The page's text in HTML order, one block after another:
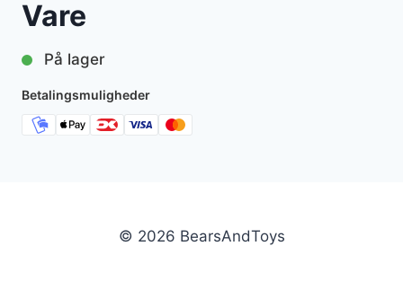
Vare
På lager
Betalingsmuligheder
© 2026 BearsAndToys